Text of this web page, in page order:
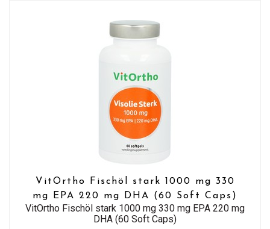
VitOrtho Fischöl stark 1000 mg 330
mg EPA 220 mg DHA (60 Soft Caps)
VitOrtho Fischöl stark 1000 mg 330 mg EPA 220 mg
DHA (60 Soft Caps)